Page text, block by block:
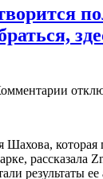
к
треш:
Шахова,
рассказала
результаты